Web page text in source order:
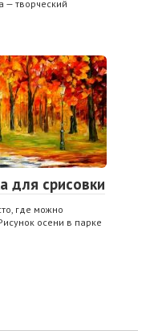
— творческий
для срисовки
где можно
осени в парке